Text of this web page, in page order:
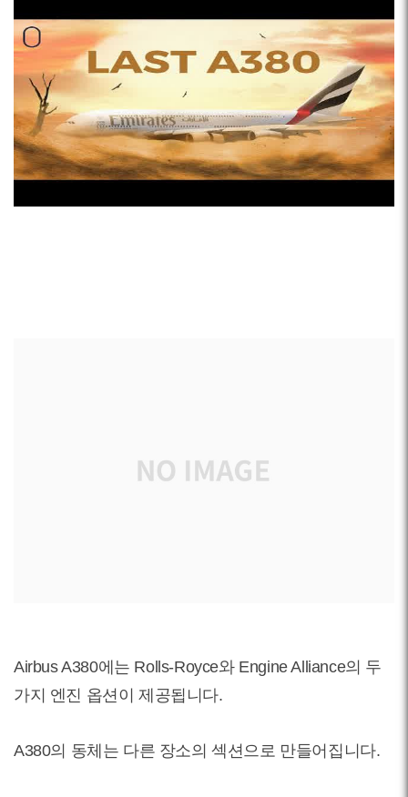
Airbus A380에는 Rolls-Royce와 Engine Alliance의 두
가지 엔진 옵션이 제공됩니다.
A380의 동체는 다른 장소의 섹션으로 만들어집니다.